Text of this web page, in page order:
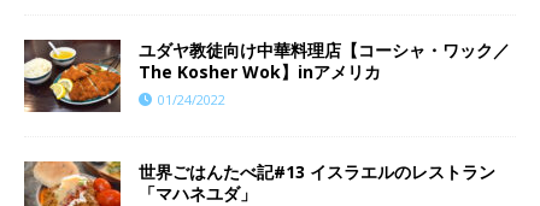
ユダヤ教徒向け中華料理店【コーシャ・ワック／
The Kosher Wok】inアメリカ
01/24/2022
世界ごはんたべ記#13 イスラエルのレストラン
「マハネユダ」